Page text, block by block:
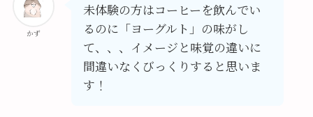
かず
未体験の方はコーヒーを飲んでい
るのに「ヨーグルト」の味がし
て、、、イメージと味覚の違いに
間違いなくびっくりすると思いま
す！